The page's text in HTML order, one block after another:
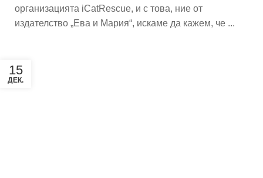
организацията iCatRescue, и с това, ние от
издателство „Ева и Мария“, искаме да кажем, че ...
15
ДЕК.